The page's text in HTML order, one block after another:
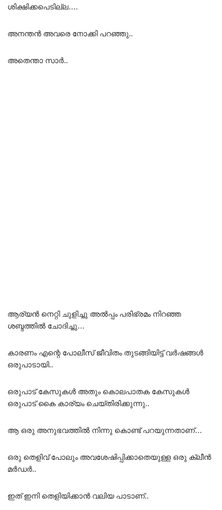
ശിക്ഷിക്കപെടില്ല….
അനന്തൻ അവരെ നോക്കി പറഞ്ഞു..
അതെന്താ സാർ..
ആര്യൻ നെറ്റി ചുളിച്ചു അൽപ്പം പരിഭ്രമം നിറഞ്ഞ
ശബ്ദത്തിൽ ചോദിച്ചു…
കാരണം എന്റെ പോലീസ് ജീവിതം തുടങ്ങിയിട്ട് വർഷങ്ങൾ
ഒരുപാടായി..
ഒരുപാട് കേസുകൾ അതും കൊലപാതക കേസുകൾ
ഒരുപാട് കൈ കാര്യം ചെയ്തിരിക്കുന്നു..
ആ ഒരു അനുഭവത്തിൽ നിന്നു കൊണ്ട് പറയുന്നതാണ്…
ഒരു തെളിവ് പോലും അവശേഷിപ്പിക്കാതെയുള്ള ഒരു ക്ലീൻ
മർഡർ..
ഇത് ഇനി തെളിയിക്കാൻ വലിയ പാടാണ്..